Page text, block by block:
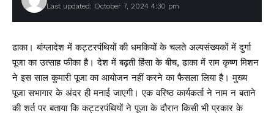
Last updated: October 7, 2024 4:30 pm
ढाका। बांग्लादेश में कट्टरपंथियों की धमकियों के चलते अल्पसंख्यकों में दुर्गा
पूजा का उत्साह फीका है। देश में बढ़ती हिंसा के बीच, ढाका में राम कृष्ण मिशन
ने इस साल कुमारी पूजा का आयोजन नहीं करने का फैसला लिया है। मुख्य
पूजा सभागार के अंदर ही मनाई जाएगी। एक वरिष्ठ कार्यकर्ता ने नाम न बताने
की शर्त पर बताया कि कट्टरपंथियों ने पूजा के दौरान किसी भी प्रकार के